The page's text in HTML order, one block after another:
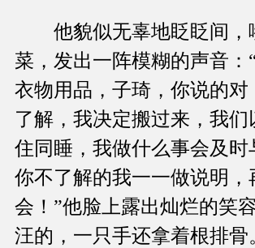
他貌似无辜地眨眨间，
菜，发出一阵模糊的声音：
衣物用品，子琦，你说的对
了解，我决定搬过来，我们
住同睡，我做什么事会及时
你不了解的我一一做说明，
会！”他脸上露出灿烂的笑
汪的，一只手还拿着根排骨